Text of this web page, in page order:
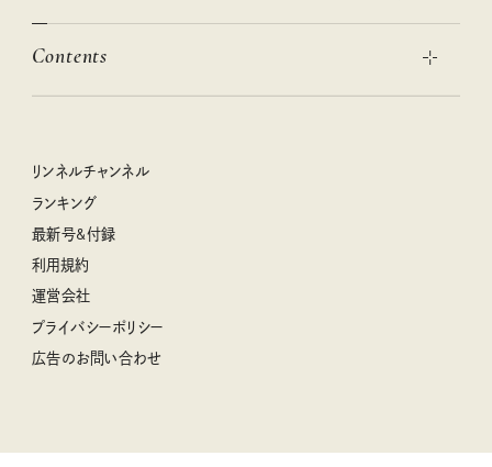
絶品、お餅レシピ大集合！
クラフトビール案内
母の日に贈りたい、お花モチーフのアイテム
女子旅おすすめスポット 暮らすように心地いいリンネル旅ガイ
リンネル 暮らしの道具大賞
ナチュラルメイクレッスン
喜ばれる贈り物手帖
ぐれいさん
空想喫茶トラノコクさんのあの店この店、喫茶訪問日記
圷みほさんのゆるっと週末キャンプ通信
豆柴・まもるくんの旅日記
柳沢小実さんのお散歩するようなゆるり旅
valoさんのかわいいもの探し
Contents
リンネル暮らし部
リンネルチャンネル
おぱんつ君のわくわく楽しい一週間占い
毎日が心地よくなるリンネルタロット
リンネルチャンネル
ランキング
最新号&付録
利用規約
運営会社
プライバシーポリシー
広告のお問い合わせ